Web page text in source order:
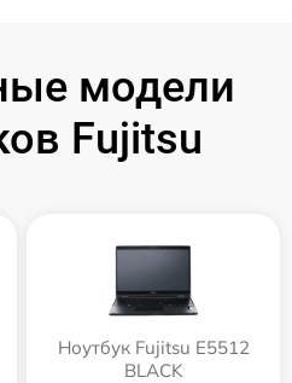
модели
Fujitsu
Ноутбук Fujitsu E5512
BLACK